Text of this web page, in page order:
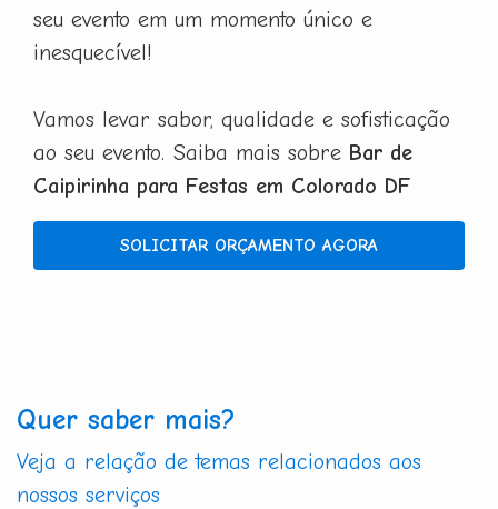
seu evento em um momento único e
inesquecível!
Vamos levar sabor, qualidade e sofisticação
ao seu evento. Saiba mais sobre Bar de
Caipirinha para Festas em Colorado DF
SOLICITAR ORÇAMENTO AGORA
Quer saber mais?
Veja a relação de temas relacionados aos
nossos serviços